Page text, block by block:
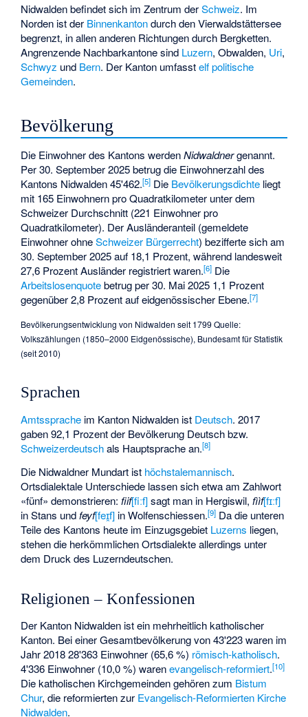
Nidwalden befindet sich im Zentrum derSchweiz. Im
Norden ist der Binnenkantondurch den Vierwaldstättersee
begrenzt, in allen anderen Richtungen durch Bergketten.
Angrenzende Nachbarkantone sind Luzern, Obwalden, Uri,
Schwyz und Bern. Der Kanton umfasstelf politische
Gemeinden.
Bevölkerung
Die Einwohner des Kantons werdenNidwaldnergenannt.
Per 30. September 2025 betrug die Einwohnerzahl des
Kantons Nidwalden 45'462.[5] Die Bevölkerungsdichte liegt
mit 165 Einwohnern pro Quadratkilometer unter dem
Schweizer Durchschnitt (221 Einwohner pro
Quadratkilometer). Der Ausländeranteil (gemeldete
Einwohner ohneSchweizer Bürgerrecht) bezifferte sich am
30. September 2025 auf 18,1 Prozent, während landesweit
27,6 Prozent Ausländer registriert waren.[6] Die
Arbeitslosenquotebetrug per 30. Mai 2025 1,1 Prozent
gegenüber 2,8 Prozent auf eidgenössischer Ebene.[7]
Bevölkerungsentwicklung von Nidwalden seit 1799 Quelle:
Volkszählungen (1850–2000 Eidgenössische), Bundesamt für Statistik
(seit 2010)
Sprachen
Amtssprache im Kanton Nidwalden ist Deutsch. 2017
gaben 92,1 Prozent der Bevölkerung Deutsch bzw.
Schweizerdeutschals Hauptsprache an.[8]
Die Nidwaldner Mundart ist höchstalemannisch.
Ortsdialektale Unterschiede lassen sich etwa am Zahlwort
«fünf» demonstrieren:fiif[fiːf]sagt man in Hergiswil,fììf[fɪːf]
in Stans undfeyf[feɪ̯f] in Wolfenschiessen.[9] Da die unteren
Teile des Kantons heute im Einzugsgebiet Luzerns liegen,
stehen die herkömmlichen Ortsdialekte allerdings unter
dem Druck des Luzerndeutschen.
Religionen – Konfessionen
Der Kanton Nidwalden ist ein mehrheitlich katholischer
Kanton. Bei einer Gesamtbevölkerung von 43'223 waren im
Jahr 2018 28'363 Einwohner (65,6 %) römisch-katholisch.
4'336 Einwohner (10,0 %) warenevangelisch-reformiert.[10]
Die katholischen Kirchgemeinden gehören zum Bistum
Chur, die reformierten zur Evangelisch-Reformierten Kirche
Nidwalden.